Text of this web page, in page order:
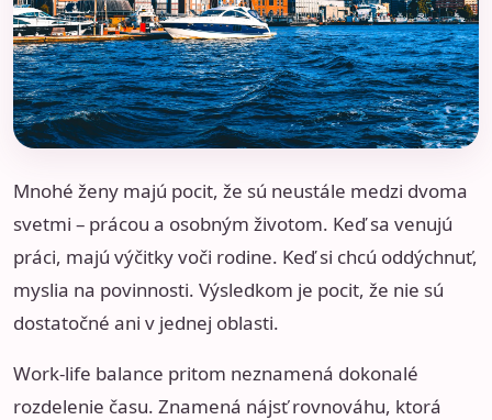
Mnohé ženy majú pocit, že sú neustále medzi dvoma
svetmi – prácou a osobným životom. Keď sa venujú
práci, majú výčitky voči rodine. Keď si chcú oddýchnuť,
myslia na povinnosti. Výsledkom je pocit, že nie sú
dostatočné ani v jednej oblasti.
Work-life balance pritom neznamená dokonalé
rozdelenie času. Znamená nájsť rovnováhu, ktorá